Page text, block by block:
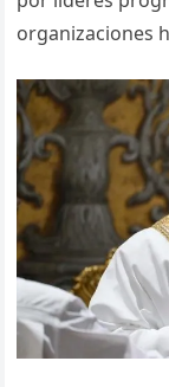
organizaciones